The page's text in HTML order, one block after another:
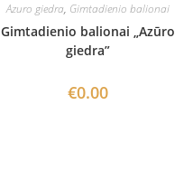
Azuro giedra, Gimtadienio balionai
Gimtadienio balionai „Azūro
giedra”
€0.00